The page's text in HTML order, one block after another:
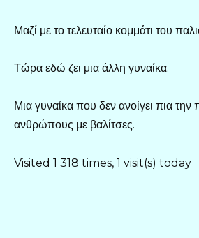
Μαζί με το τελευταίο κομμάτι του
Τώρα εδώ ζει μια άλλη γυναίκα.
Μια γυναίκα που δεν ανοίγει πια την
ανθρώπους με βαλίτσες.
Visited 1 318 times, 1 visit(s) today